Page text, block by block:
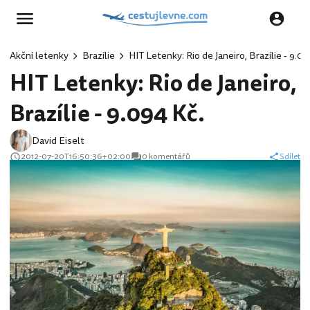
Akční letenky Brazílie HIT Letenky: Rio de Janeiro, Brazílie -
HIT Letenky: Rio de Janeiro,
Brazílie - 9.094 Kč.
David Eiselt
2012-07-20T16:50:36+02:00 0 komentářů Sdílet